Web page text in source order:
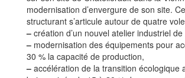
modernisation d’envergure de son site.
structurant s’articule autour de quatre
– création d’un nouvel atelier industriel de
– modernisation des équipements pour
30 % la capacité de production,
– accélération de la transition écologique